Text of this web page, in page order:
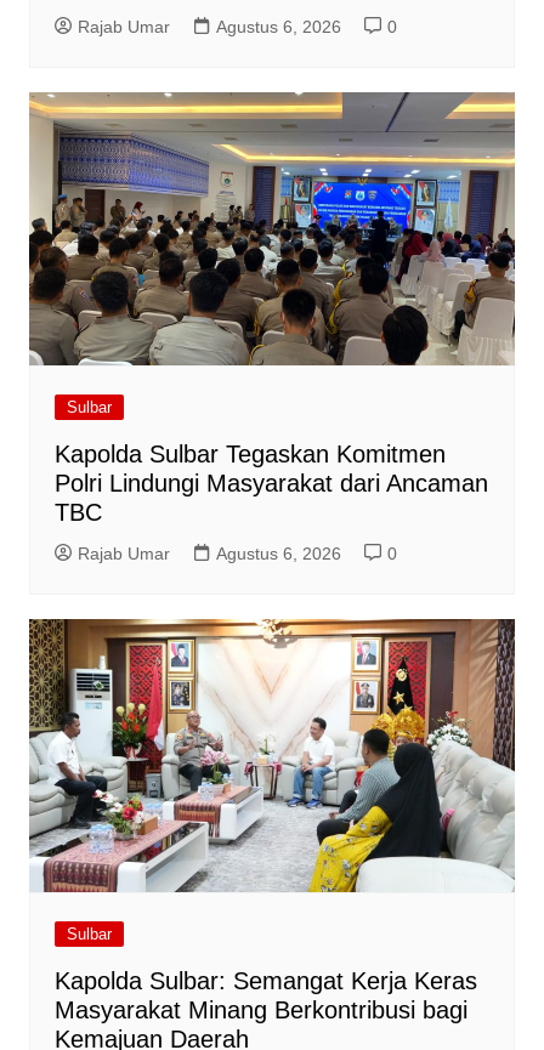
Rajab Umar Agustus 6, 2026 0
Sulbar
Kapolda Sulbar Tegaskan Komitmen
Polri Lindungi Masyarakat dari Ancaman
TBC
Rajab Umar Agustus 6, 2026 0
Sulbar
Kapolda Sulbar: Semangat Kerja Keras
Masyarakat Minang Berkontribusi bagi
Kemajuan Daerah